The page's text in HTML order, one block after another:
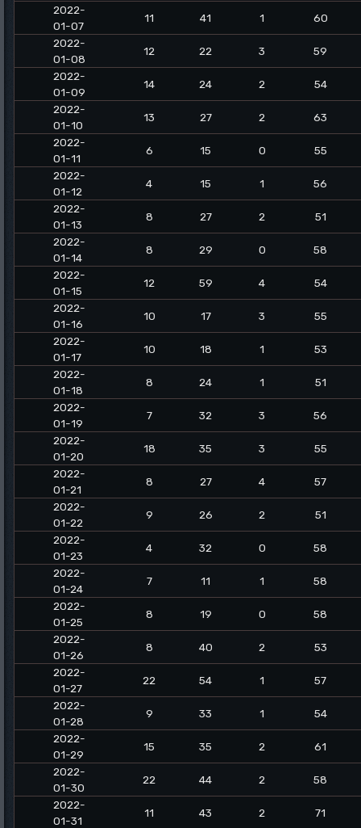
2022-
01-07
11 41 1
60
2022-
01-08
12 22 3
59
2022-
01-09
14 24 2
54
2022-
01-10
13 27 2
63
2022-
01-11
6 15 0
55
2022-
01-12
4 15 1
56
2022-
01-13
8 27 2
51
2022-
01-14
8 29 0
58
2022-
01-15
12 59 4
54
2022-
01-16
10 17 3
55
2022-
01-17
10 18 1
53
2022-
01-18
8 24 1
51
2022-
01-19
7 32 3
56
2022-
01-20
18 35 3
55
2022-
01-21
8 27 4
57
2022-
01-22
9 26 2
51
2022-
01-23
4 32 0
58
2022-
01-24
7 11 1
58
2022-
01-25
8 19 0
58
2022-
01-26
8 40 2
53
2022-
01-27
22 54 1
57
2022-
01-28
9 33 1
54
2022-
01-29
15 35 2
61
2022-
01-30
22 44 2
58
2022-
01-31
11 43 2 71